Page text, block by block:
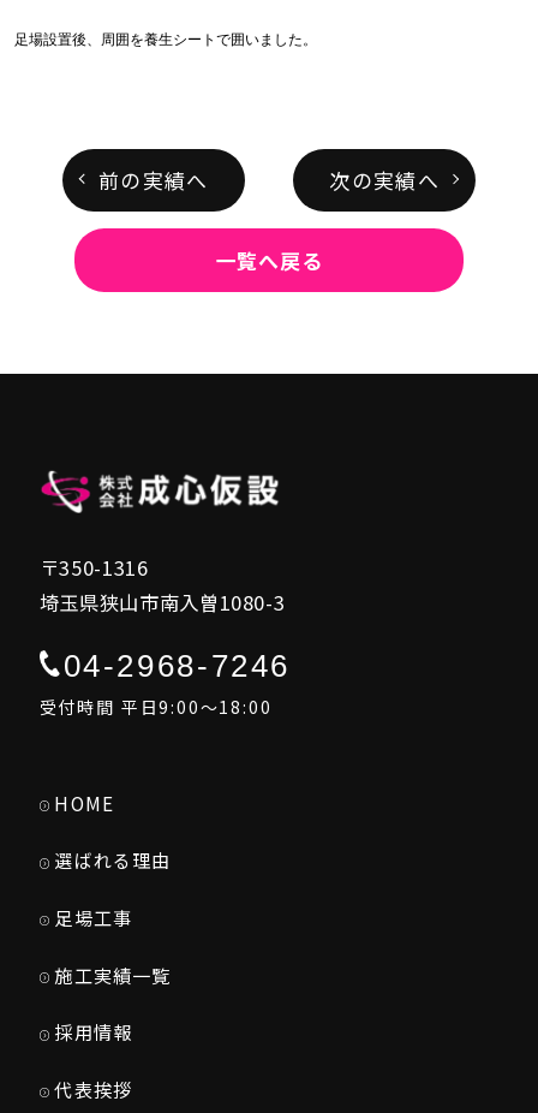
足場設置後、周囲を養生シートで囲いました。
前の実績へ 次の実績へ
一覧へ戻る
〒350-1316
埼玉県狭山市南入曽1080-3
04-2968-7246
受付時間 平日9:00～18:00
HOME
選ばれる理由
足場工事
施工実績一覧
採用情報
代表挨拶